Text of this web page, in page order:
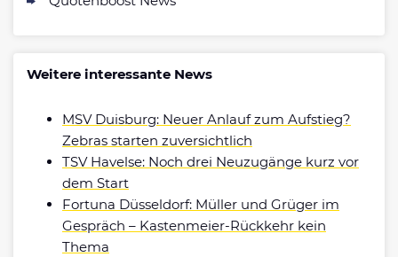
Weitere interessante News
MSV Duisburg: Neuer Anlauf zum Aufstieg?
Zebras starten zuversichtlich
TSV Havelse: Noch drei Neuzugänge kurz vor
dem Start
Fortuna Düsseldorf: Müller und Grüger im
Gespräch – Kastenmeier-Rückkehr kein
Thema